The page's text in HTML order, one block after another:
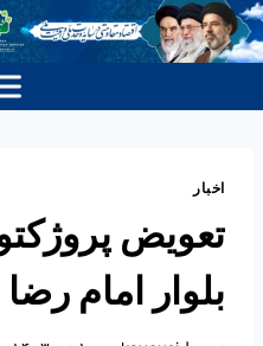
اخبار
تعویض
بلوار امام